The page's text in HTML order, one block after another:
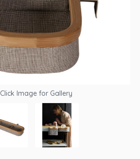
Click Image for Gallery